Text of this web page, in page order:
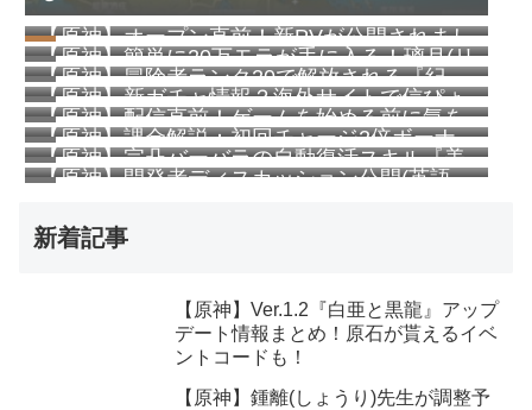
【原神】オープン直前！新PVが公開されまし
た！『テイワット』メインストーリーチャプ
ターPV-「足跡」
【原神】簡単に20万モラが手に入る！璃月(リ
ーユエ)港の『豪華・貴重な宝箱』の場所解説
【原神】冒険者ランク20で解放される『紀
行』まとめ！早めに手を付けたいシステムで
す！
【原神】新ガチャ情報？海外サイトで信ぴょ
う性が高そうなリークが・・・
【原神】配信直前！ゲームを始める前に気を
付けたいことなどまとめ
【原神】課金解説：初回チャージ2倍ボーナ
スはパックごと！空月の祝福は超お得！
【原神】完凸バーバラの自動復活スキル『美
しいものをあなたに』の安心感がすごい
【原神】開発者ディスカッション公開(英語
紹介！
新着記事
【原神】Ver.1.2『白亜と黒龍』アップ
デート情報まとめ！原石が貰えるイベ
ントコードも！
【原神】鍾離(しょうり)先生が調整予